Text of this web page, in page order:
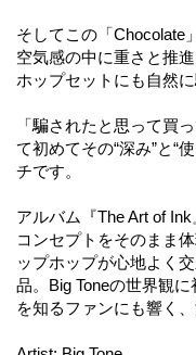
そしてこの「Chocolate
空気感の中に重さと推
ホップセットにも自然
「騙されたと思って買
て初めてその“深み”と“
チです。
アルバム『The Art of
コンセプトをそのまま
ップホップが心地よく
品。Big Toneの世界観
を知るファンにも響く